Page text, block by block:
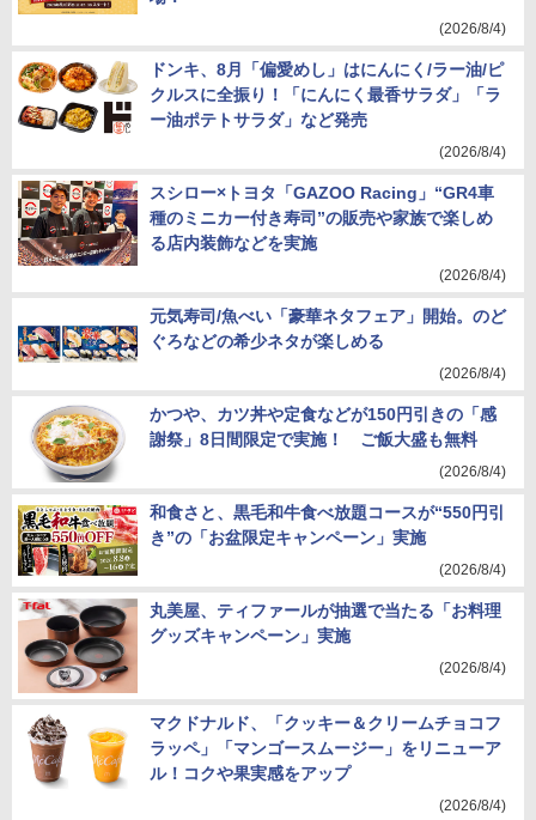
(2026/8/4)
ドンキ、8月「偏愛めし」はにんにく/ラー油/ピ
クルスに全振り！「にんにく最香サラダ」「ラ
ー油ポテトサラダ」など発売
(2026/8/4)
スシロー×トヨタ「GAZOO Racing」“GR4車
種のミニカー付き寿司”の販売や家族で楽しめ
る店内装飾などを実施
(2026/8/4)
元気寿司/魚べい「豪華ネタフェア」開始。のど
ぐろなどの希少ネタが楽しめる
(2026/8/4)
かつや、カツ丼や定食などが150円引きの「感
謝祭」8日間限定で実施！ ご飯大盛も無料
(2026/8/4)
和食さと、黒毛和牛食べ放題コースが“550円引
き”の「お盆限定キャンペーン」実施
(2026/8/4)
丸美屋、ティファールが抽選で当たる「お料理
グッズキャンペーン」実施
(2026/8/4)
マクドナルド、「クッキー＆クリームチョコフ
ラッペ」「マンゴースムージー」をリニューア
ル！コクや果実感をアップ
(2026/8/4)